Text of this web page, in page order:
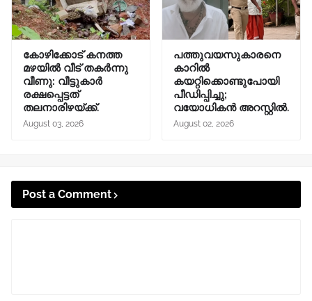
കോഴിക്കോട് കനത്ത
മഴയിൽ വീട് തകർന്നു
വീണു: വീട്ടുകാർ
രക്ഷപ്പെട്ടത്
തലനാരിഴയ്ക്ക്.
August 03, 2026
പത്തുവയസുകാരനെ
കാറിൽ
കയറ്റിക്കൊണ്ടുപോയി
പീഡിപ്പിച്ചു;
വയോധികൻ അറസ്റ്റിൽ.
August 02, 2026
Post a Comment